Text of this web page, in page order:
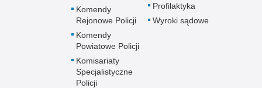
Komendy
Rejonowe Policji
Komendy
Powiatowe Policji
Komisariaty
Specjalistyczne
Policji
Profilaktyka
Wyroki sądowe